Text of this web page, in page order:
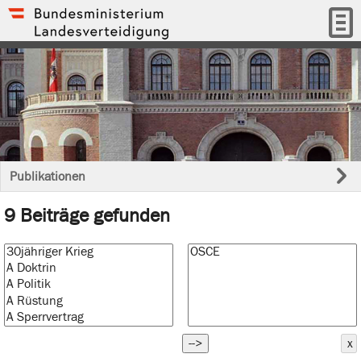
Publikationen
9 Beiträge gefunden